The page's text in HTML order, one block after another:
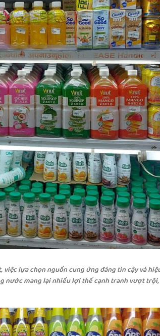
lựa chọn nguồn cung ứng đáng tin cậy và
mang lại nhiều lợi thế cạnh tranh vượt